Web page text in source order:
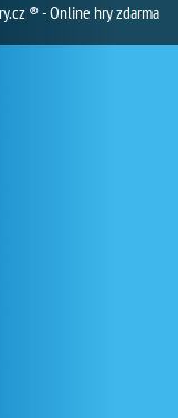
® - Online hry zdarma